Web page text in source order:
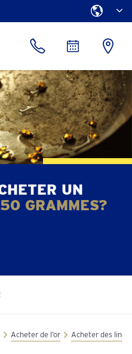
UN
GRAMMES?
Acheter de l’or Acheter des